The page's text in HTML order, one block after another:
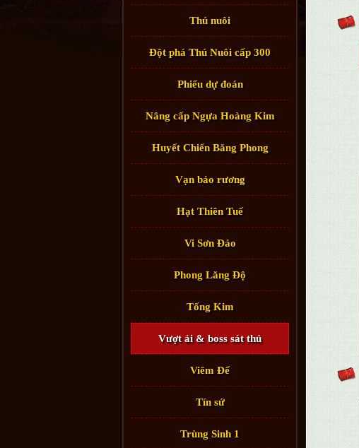
Thú nuôi
Đột phá Thú Nuôi cấp 300
Phiếu dự đoán
Nâng cấp Ngựa Hoàng Kim
Huyết Chiến Băng Phong
Vạn bảo rương
Hạt Thiên Tuế
Vi Sơn Đảo
Phong Lăng Độ
Tống Kim
Vượt ải & boss sát thủ
Viêm Đế
Tín sứ
Trùng Sinh 1